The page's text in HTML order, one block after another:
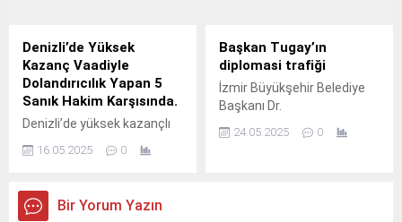
Denizli’de Yüksek
Kazanç Vaadiyle
Dolandırıcılık Yapan 5
Sanık Hakim Karşısında.
Denizli’de yüksek kazançlı
dolandırıcılık yaptıkları öne
yargılanmasına başlandı.
Müştekiler arasında
16.05.2025 0
Başkan Tugay’ın
diplomasi trafiği
İzmir Büyükşehir Belediye
Başkanı Dr.
24.05.2025 0
Bir Yorum Yazın